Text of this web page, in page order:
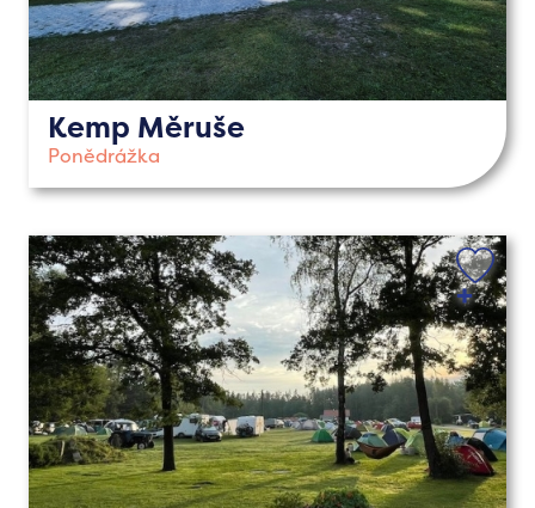
Kemp Měruše
Ponědrážka